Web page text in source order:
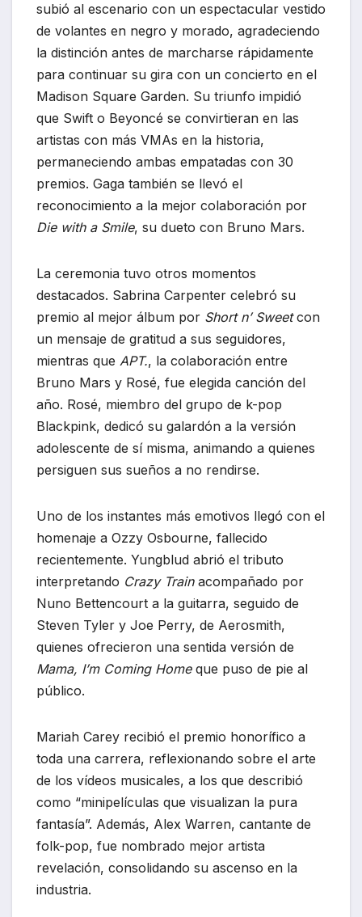
subió al escenario con un espectacular vestido
de volantes en negro y morado, agradeciendo
la distinción antes de marcharse rápidamente
para continuar su gira con un concierto en el
Madison Square Garden. Su triunfo impidió
que Swift o Beyoncé se convirtieran en las
artistas con más VMAs en la historia,
permaneciendo ambas empatadas con 30
premios. Gaga también se llevó el
reconocimiento a la mejor colaboración por
Die with a Smile, su dueto con Bruno Mars.
La ceremonia tuvo otros momentos
destacados. Sabrina Carpenter celebró su
premio al mejor álbum por Short n’ Sweetcon
un mensaje de gratitud a sus seguidores,
mientras que APT., la colaboración entre
Bruno Mars y Rosé, fue elegida canción del
año. Rosé, miembro del grupo de k-pop
Blackpink, dedicó su galardón a la versión
adolescente de sí misma, animando a quienes
persiguen sus sueños a no rendirse.
Uno de los instantes más emotivos llegó con el
homenaje a Ozzy Osbourne, fallecido
recientemente. Yungblud abrió el tributo
interpretando Crazy Trainacompañado por
Nuno Bettencourt a la guitarra, seguido de
Steven Tyler y Joe Perry, de Aerosmith,
quienes ofrecieron una sentida versión de
Mama, I’m Coming Homeque puso de pie al
público.
Mariah Carey recibió el premio honorífico a
toda una carrera, reflexionando sobre el arte
de los vídeos musicales, a los que describió
como “minipelículas que visualizan la pura
fantasía”. Además, Alex Warren, cantante de
folk-pop, fue nombrado mejor artista
revelación, consolidando su ascenso en la
industria.